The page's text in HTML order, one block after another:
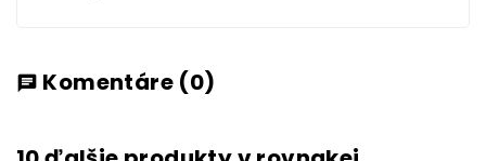
chat Komentáre (0)